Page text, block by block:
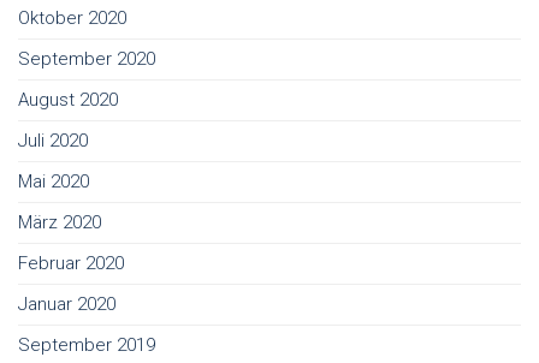
Oktober 2020
September 2020
August 2020
Juli 2020
Mai 2020
März 2020
Februar 2020
Januar 2020
September 2019